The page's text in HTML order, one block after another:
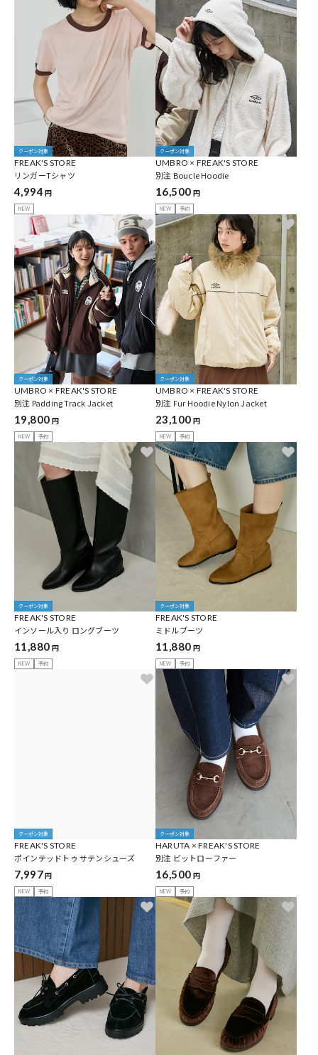
クーポン対象
FREAK'S STORE
リンガーTシャツ
4,994 円
NEW
クーポン対象
UMBRO × FREAK'S STORE
別注 Boucle Hoodie
16,500 円
NEW 予約
クーポン対象
UMBRO × FREAK'S STORE
別注 Padding Track Jacket
19,800 円
NEW 予約
クーポン対象
UMBRO × FREAK'S STORE
別注 Fur Hoodie Nylon Jacket
23,100 円
NEW 予約
クーポン対象
FREAK'S STORE
インソール入り ロングブーツ
11,880 円
NEW 予約
クーポン対象
FREAK'S STORE
ミドルブーツ
11,880 円
NEW 予約
クーポン対象
FREAK'S STORE
ポインテッドトゥ サテンシューズ
7,997円
NEW 予約
クーポン対象
HARUTA × FREAK'S STORE
別注 ビットローファー
16,500 円
NEW 予約